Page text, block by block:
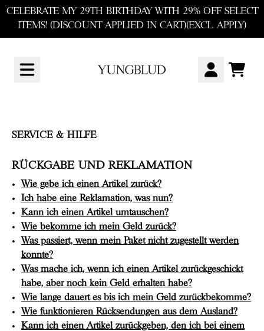
Zum Inhalt
CELEBRATE MY 29TH BIRTHDAY WITH 29% OFF SELECT
ITEMS! (DISCOUNT APPLIED IN CART)(EXCL. APPLY)
Service & Hilfe
SERVICE & HILFE
RÜCKGABE UND REKLAMATION
Wie gebe ich einen Artikel zurück?
Ich habe eine Reklamation, was nun?
Kann ich einen Artikel umtauschen?
Wie bekomme ich mein Geld zurück?
Was passiert, wenn mein Paket nicht zugestellt werden
konnte?
Was mache ich, wenn ich einen Artikel zurückgeschickt
habe, aber noch kein Geld erhalten habe?
Wie lange dauert es bis ich mein Geld zurückbekomme?
Wie funktionieren Rücksendungen aus dem Ausland?
Kann ich einen Artikel zurückgeben, den ich bei einem